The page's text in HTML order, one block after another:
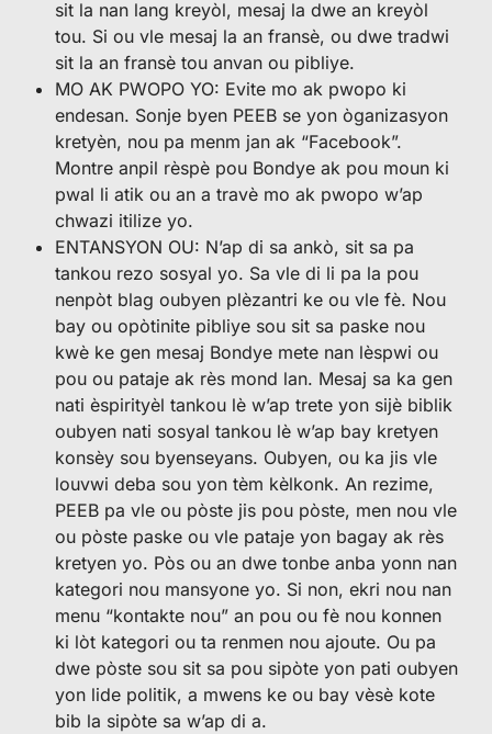
sit la nan lang kreyòl, mesaj la dwe an kreyòl
tou. Si ou vle mesaj la an fransè, ou dwe tradwi
sit la an fransè tou anvan ou pibliye.
MO AK PWOPO YO: Evite mo ak pwopo ki
endesan. Sonje byen PEEB se yon òganizasyon
kretyèn, nou pa menm jan ak “Facebook”.
Montre anpil rèspè pou Bondye ak pou moun ki
pwal li atik ou an a travè mo ak pwopo w’ap
chwazi itilize yo.
ENTANSYON OU: N’ap di sa ankò, sit sa pa
tankou rezo sosyal yo. Sa vle di li pa la pou
nenpòt blag oubyen plèzantri ke ou vle fè. Nou
bay ou opòtinite pibliye sou sit sa paske nou
kwè ke gen mesaj Bondye mete nan lèspwi ou
pou ou pataje ak rès mond lan. Mesaj sa ka gen
nati èspirityèl tankou lè w’ap trete yon sijè biblik
oubyen nati sosyal tankou lè w’ap bay kretyen
konsèy sou byenseyans. Oubyen, ou ka jis vle
louvwi deba sou yon tèm kèlkonk. An rezime,
PEEB pa vle ou pòste jis pou pòste, men nou vle
ou pòste paske ou vle pataje yon bagay ak rès
kretyen yo. Pòs ou an dwe tonbe anba yonn nan
kategori nou mansyone yo. Si non, ekri nou nan
menu “kontakte nou” an pou ou fè nou konnen
ki lòt kategori ou ta renmen nou ajoute. Ou pa
dwe pòste sou sit sa pou sipòte yon pati oubyen
yon lide politik, a mwens ke ou bay vèsè kote
bib la sipòte sa w’ap di a.